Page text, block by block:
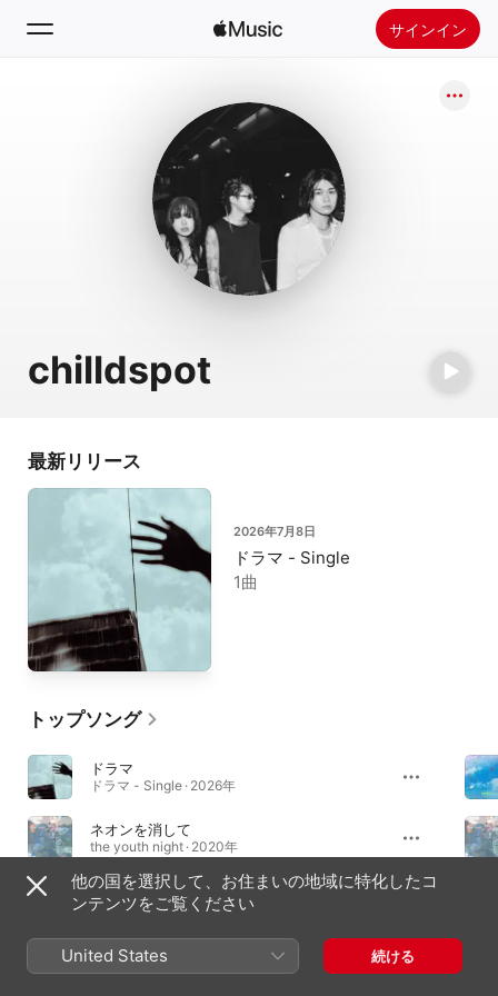
サインイン
新着おすすめ
Apple Musicをインストール
chilldspot
最新リリース
2026年7月8日
ドラマ - Single
1曲
トップソング
ドラマ
ドラマ - Single · 2026年
ネオンを消して
the youth night · 2020年
Ladyy
Ladyy - Single · 2026年
他の国を選択して、お住まいの地域に特化したコ
ンテンツをご覧ください
United States 続ける